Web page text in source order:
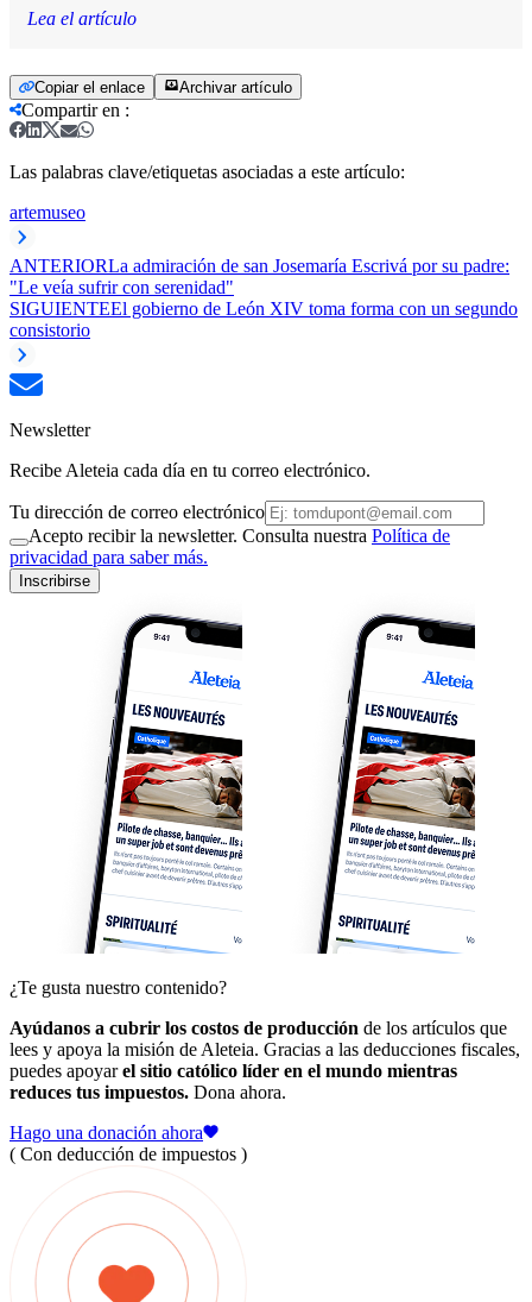
Lea el artículo
Copiar el enlace Archivar artículo
Compartir en :
Las palabras clave/etiquetas asociadas a este artículo:
artemuseo
ANTERIORLa admiración de san Josemaría Escrivá por su padre:
"Le veía sufrir con serenidad"
SIGUIENTEEl gobierno de León XIV toma forma con un segundo
consistorio
Newsletter
Recibe Aleteia cada día en tu correo electrónico.
Tu dirección de correo electrónico
Acepto recibir la newsletter. Consulta nuestra Política de
privacidad para saber más.
Inscribirse
¿Te gusta nuestro contenido?
Ayúdanos a cubrir los costos de producción de los artículos que
lees y apoya la misión de Aleteia. Gracias a las deducciones fiscales,
puedes apoyarel sitio católico líder en el mundo mientras
reduces tus impuestos. Dona ahora.
Hago una donación ahora
( Con deducción de impuestos )